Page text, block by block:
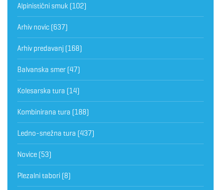
Alpinistični smuk (102)
Arhiv novic (637)
Arhiv predavanj (168)
Balvanska smer (47)
Kolesarska tura (14)
Kombinirana tura (188)
Ledno-snežna tura (437)
Novice (53)
Plezalni tabori (8)